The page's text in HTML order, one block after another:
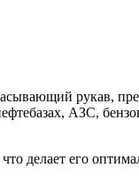
рукав,
АЗС,
что делает его